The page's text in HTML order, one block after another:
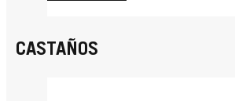
CASTAÑOS